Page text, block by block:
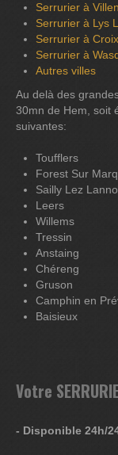
Serrurier à
Serrurier à Lys
Serrurier à Croix
Serrurier à
Autres villes
Au delà des
30mn de Hem, soit
suivantes:
Toufflers
Forest Sur
Sailly Lez
Leers
Willems
Tressin
Anstaing
Chéreng
Gruson
Camphin en
Baisieux
Votre
- Disponible 24h/